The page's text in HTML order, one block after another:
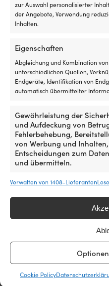
zur Auswahl personalisierter
der Angebote, Verwendung
Inhalten.
Eigenschaften
Abgleichung und Kombination
unterschiedlichen Quellen,
Endgeräte, Identifikation von
automatisch übermittelter
Gewährleistung der
und Aufdeckung von
Fehlerbehebung,
von Werbung und
Entscheidungen zum
und übermitteln.
Verwalten von 1408-Lieferanten
Cookie Policy
Dieses
Produkt
Varianten
Optionen
können
Produktseite
gewählt
werden
Ankerpaket Boot NOCK Large,
für Boote zwischen 3,5 – 6
UVP619,99€Ursprünglicher
Preis
war:
619,99 €
ab
ist:
ab
Die einfachste
Welt!
Jetzt kaufen, später
Preisgarantie ist ganz
Preise aller Shops
ganz entspannt jetzt
Artikel innerhalb von 14
Händler günstiger,
Nachhinein an. Keine
Mehr über unsere